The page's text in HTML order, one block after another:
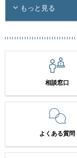
もっと見る
相談窓口
よくある質問